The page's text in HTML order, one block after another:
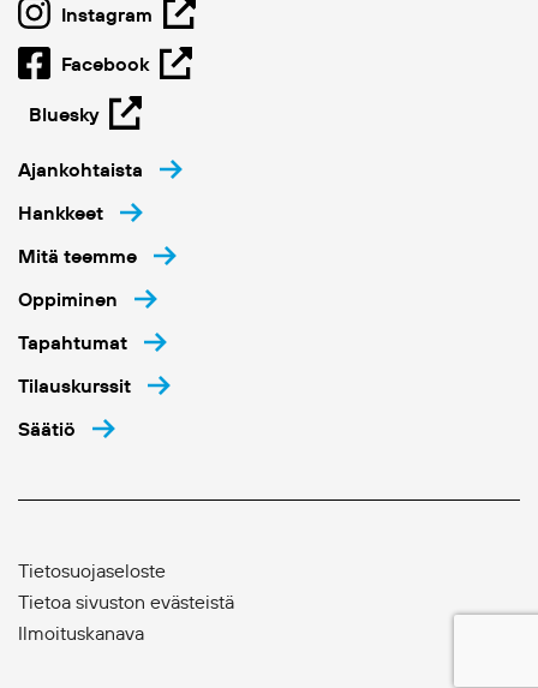
Instagram
Facebook
Bluesky
Ajankohtaista
Hankkeet
Mitä teemme
Oppiminen
Tapahtumat
Tilauskurssit
Säätiö
Tietosuojaseloste
Tietoa sivuston evästeistä
Ilmoituskanava